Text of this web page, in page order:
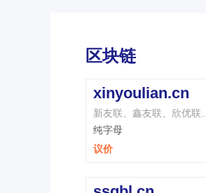
区块链
xinyoulian.cn
新友联、鑫友联、欣优联…
纯字母
议价